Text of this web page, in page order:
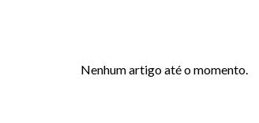
Nenhum artigo até o momento.